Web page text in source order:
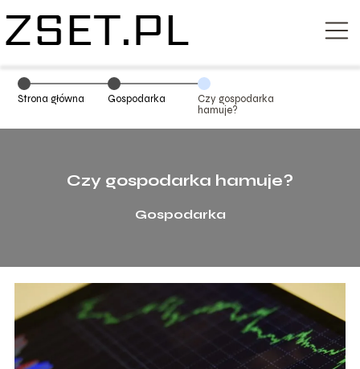
Strona główna Gospodarka
Czy gospodarka
hamuje?
Czy gospodarka hamuje?
Gospodarka